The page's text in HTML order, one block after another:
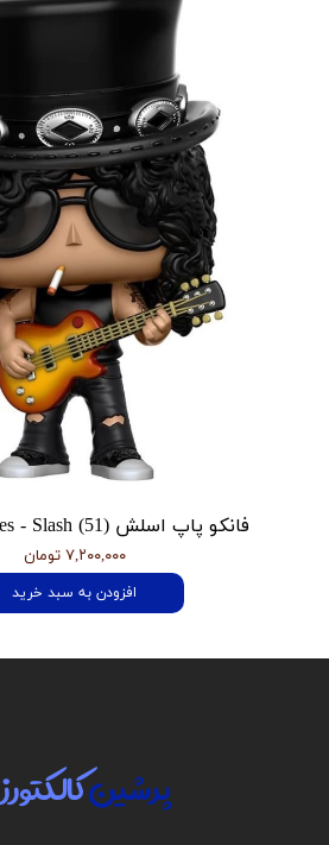
فانکو پاپ اسلش Guns 'N Roses - Slash (51)
۷,۲۰۰,۰۰۰ تومان
افزودن به سبد خرید
پرشینکالکتورز